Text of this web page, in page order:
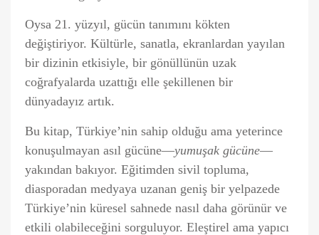
Oysa 21. yüzyıl, gücün tanımını kökten
değiştiriyor. Kültürle, sanatla, ekranlardan yayılan
bir dizinin etkisiyle, bir gönüllünün uzak
coğrafyalarda uzattığı elle şekillenen bir
dünyadayız artık.
Bu kitap, Türkiye’nin sahip olduğu ama yeterince
konuşulmayan asıl gücüne—yumuşak gücüne—
yakından bakıyor. Eğitimden sivil topluma,
diasporadan medyaya uzanan geniş bir yelpazede
Türkiye’nin küresel sahnede nasıl daha görünür ve
etkili olabileceğini sorguluyor. Eleştirel ama yapıcı